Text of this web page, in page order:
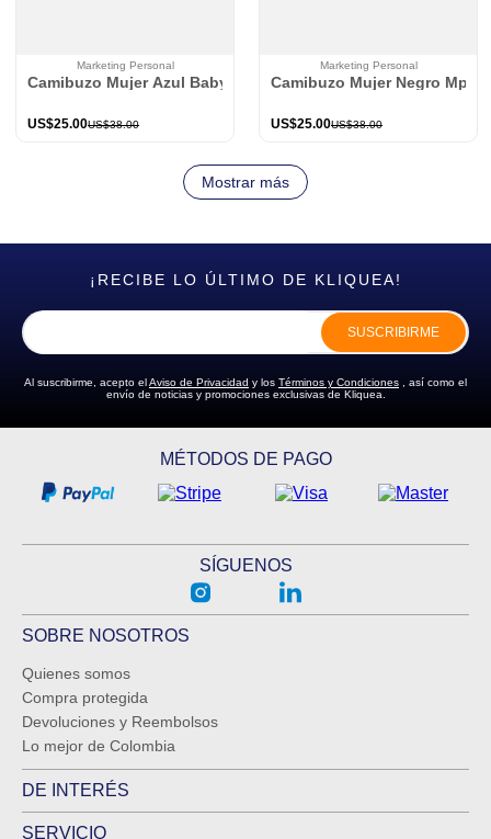
Marketing Personal
Camibuzo Mujer Azul Baby Mp 115193
US$38.00
US$25.00
Marketing Personal
Camibuzo Mujer Negro Mp
US$38.00
US$25.00
Mostrar más
¡RECIBE LO ÚLTIMO DE KLIQUEA!
SUSCRIBIRME
Al suscribirme, acepto elAviso de Privacidad y los Términos y Condiciones , así como el
envío de noticias y promociones exclusivas de Kliquea.
MÉTODOS DE PAGO
SÍGUENOS
SOBRE NOSOTROS
Quienes somos
Compra protegida
Devoluciones y Reembolsos
Lo mejor de Colombia
DE INTERÉS
SERVICIO